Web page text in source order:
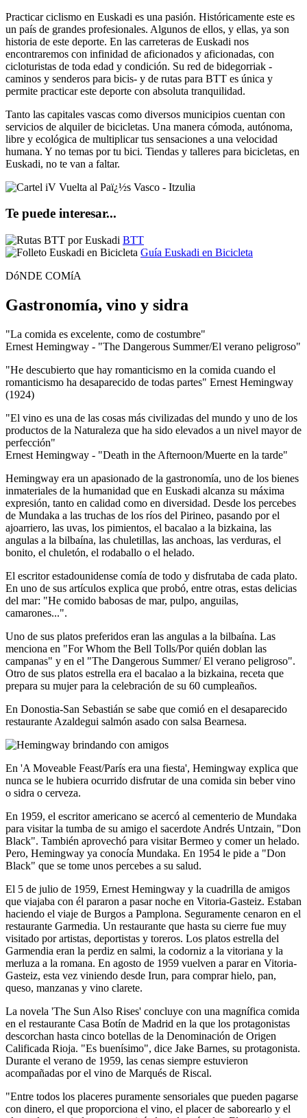
Practicar ciclismo en Euskadi es una pasión. Históricamente este es
un país de grandes profesionales. Algunos de ellos, y ellas, ya son
historia de este deporte. En las carreteras de Euskadi nos
encontraremos con infinidad de aficionados y aficionadas, con
cicloturistas de toda edad y condición. Su red de bidegorriak -
caminos y senderos para bicis- y de rutas para BTT es única y
permite practicar este deporte con absoluta tranquilidad.
Tanto las capitales vascas como diversos municipios cuentan con
servicios de alquiler de bicicletas. Una manera cómoda, autónoma,
libre y ecológica de multiplicar tus sensaciones a una velocidad
humana. Y no temas por tu bici. Tiendas y talleres para bicicletas, en
Euskadi, no te van a faltar.
Te puede interesar...
BTT
Guía Euskadi en Bicicleta
DóNDE COMíA
Gastronomía, vino y sidra
"La comida es excelente, como de costumbre"
Ernest Hemingway - "The Dangerous Summer/El verano peligroso"
"He descubierto que hay romanticismo en la comida cuando el
romanticismo ha desaparecido de todas partes" Ernest Hemingway
(1924)
"El vino es una de las cosas más civilizadas del mundo y uno de los
productos de la Naturaleza que ha sido elevados a un nivel mayor de
perfección"
Ernest Hemingway - "Death in the Afternoon/Muerte en la tarde"
Hemingway era un apasionado de la gastronomía, uno de los bienes
inmateriales de la humanidad que en Euskadi alcanza su máxima
expresión, tanto en calidad como en diversidad. Desde los percebes
de Mundaka a las truchas de los ríos del Pirineo, pasando por el
ajoarriero, las uvas, los pimientos, el bacalao a la bizkaina, las
angulas a la bilbaína, las chuletillas, las anchoas, las verduras, el
bonito, el chuletón, el rodaballo o el helado.
El escritor estadounidense comía de todo y disfrutaba de cada plato.
En uno de sus artículos explica que probó, entre otras, estas delicias
del mar: "He comido babosas de mar, pulpo, anguilas,
camarones...".
Uno de sus platos preferidos eran las angulas a la bilbaína. Las
menciona en "For Whom the Bell Tolls/Por quién doblan las
campanas" y en el "The Dangerous Summer/ El verano peligroso".
Otro de sus platos estrella era el bacalao a la bizkaina, receta que
prepara su mujer para la celebración de su 60 cumpleaños.
En Donostia-San Sebastián se sabe que comió en el desaparecido
restaurante Azaldegui salmón asado con salsa Bearnesa.
En 'A Moveable Feast/París era una fiesta', Hemingway explica que
nunca se le hubiera ocurrido disfrutar de una comida sin beber vino
o sidra o cerveza.
En 1959, el escritor americano se acercó al cementerio de Mundaka
para visitar la tumba de su amigo el sacerdote Andrés Untzain, "Don
Black". También aprovechó para visitar Bermeo y comer un helado.
Pero, Hemingway ya conocía Mundaka. En 1954 le pide a "Don
Black" que se tome unos percebes a su salud.
El 5 de julio de 1959, Ernest Hemingway y la cuadrilla de amigos
que viajaba con él pararon a pasar noche en Vitoria-Gasteiz. Estaban
haciendo el viaje de Burgos a Pamplona. Seguramente cenaron en el
restaurante Garmedia. Un restaurante que hasta su cierre fue muy
visitado por artistas, deportistas y toreros. Los platos estrella del
Garmendia eran la perdiz en salmi, la codorniz a la vitoriana y la
merluza a la romana. En agosto de 1959 vuelven a parar en Vitoria-
Gasteiz, esta vez viniendo desde Irun, para comprar hielo, pan,
queso, manzanas y vino clarete.
La novela 'The Sun Also Rises' concluye con una magnífica comida
en el restaurante Casa Botín de Madrid en la que los protagonistas
descorchan hasta cinco botellas de la Denominación de Origen
Calificada Rioja. "Es buenísimo", dice Jake Barnes, su protagonista.
Durante el verano de 1959, las cenas siempre estuvieron
acompañadas por el vino de Marqués de Riscal.
"Entre todos los placeres puramente sensoriales que pueden pagarse
con dinero, el que proporciona el vino, el placer de saborearlo y el